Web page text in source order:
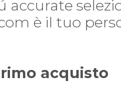
accurate
è il tuo
acquisto